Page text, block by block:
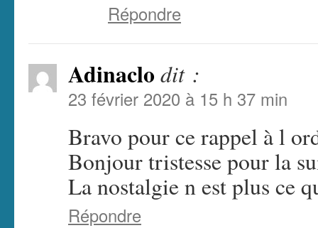
Répondre
Adinaclo dit :
23 février 2020 à 15 h 37 min
Bravo pour ce rappel à l
Bonjour tristesse pour la
La nostalgie n est plus ce
Répondre